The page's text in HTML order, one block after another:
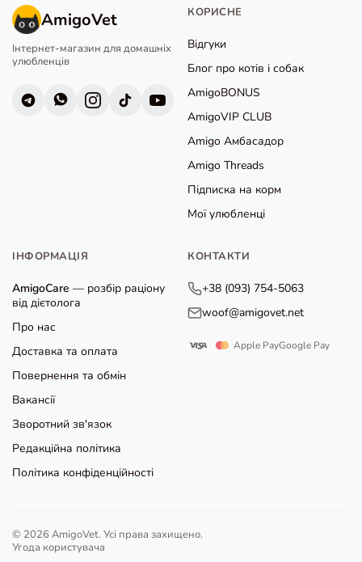
AmigoVet
Інтернет-магазин для домашніх
улюбленців
КОРИСНЕ
Відгуки
Блог про котів і собак
AmigoBONUS
AmigoVIP CLUB
Amigo Амбасадор
Amigo Threads
Підписка на корм
Мої улюбленці
ІНФОРМАЦІЯ
AmigoCare — розбір раціону
від дієтолога
Про нас
Доставка та оплата
Повернення та обмін
Вакансії
Зворотний зв'язок
Редакційна політика
Політика конфіденційності
КОНТАКТИ
+38 (093) 754-5063
woof@amigovet.net
Apple PayGoogle Pay
© 2026 AmigoVet. Усі права захищено.
Угода користувача